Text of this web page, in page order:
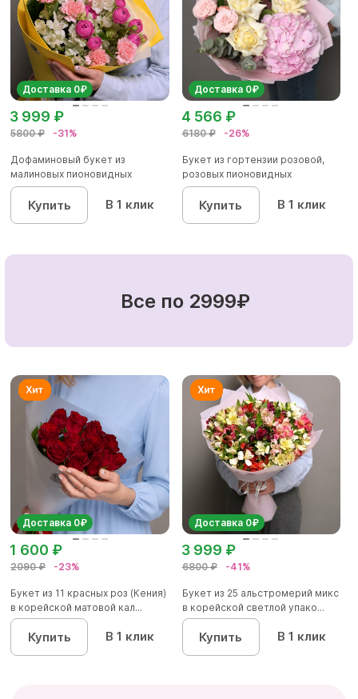
Доставка 0₽
5800 ₽ -31%
3 999 ₽
Дофаминовый букет из
малиновых пионовидных
кустовых роз...
Купить В 1 клик
Доставка 0₽
6180 ₽ -26%
4 566 ₽
Букет из гортензии розовой,
розовых пионовидных
кустовы...
Купить В 1 клик
Все по 2999₽
Доставка 0₽
2090 ₽ -23%
1 600 ₽
Букет из 11 красных роз (Кения)
в корейской матовой кал...
Купить В 1 клик
Доставка 0₽
6800 ₽ -41%
3 999 ₽
Букет из 25 альстромерий микс
в корейской светлой упако...
Купить В 1 клик